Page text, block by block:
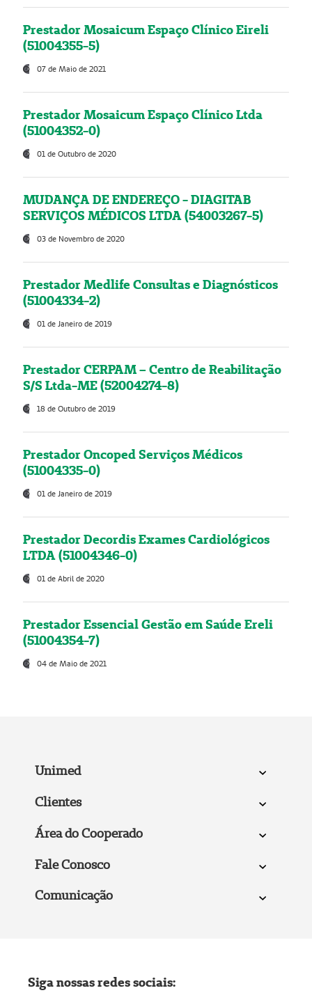
Prestador Mosaicum Espaço Clínico Eireli
(51004355-5)
07 de Maio de 2021
Prestador Mosaicum Espaço Clínico Ltda
(51004352-0)
01 de Outubro de 2020
MUDANÇA DE ENDEREÇO - DIAGITAB
SERVIÇOS MÉDICOS LTDA (54003267-5)
03 de Novembro de 2020
Prestador Medlife Consultas e Diagnósticos
(51004334-2)
01 de Janeiro de 2019
Prestador CERPAM – Centro de Reabilitação
S/S Ltda-ME (52004274-8)
18 de Outubro de 2019
Prestador Oncoped Serviços Médicos
(51004335-0)
01 de Janeiro de 2019
Prestador Decordis Exames Cardiológicos
LTDA (51004346-0)
01 de Abril de 2020
Prestador Essencial Gestão em Saúde Ereli
(51004354-7)
04 de Maio de 2021
Unimed
Clientes
Área do Cooperado
Fale Conosco
Comunicação
Siga nossas redes sociais: